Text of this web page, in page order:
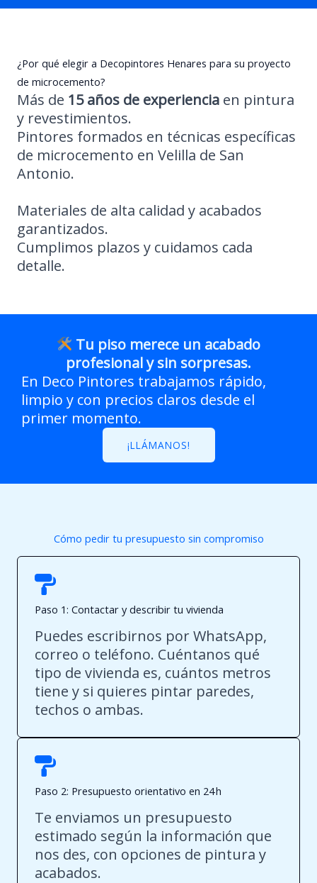
¿Por qué elegir a Decopintores Henares para su proyecto
de microcemento?
Más de 15 años de experiencia en pintura
y revestimientos.
Pintores formados en técnicas específicas
de microcemento en Velilla de San
Antonio.
Materiales de alta calidad y acabados
garantizados.
Cumplimos plazos y cuidamos cada
detalle.
Tu piso merece un acabado
profesional y sin sorpresas.
En Deco Pintores trabajamos rápido,
limpio y con precios claros desde el
primer momento.
¡LLÁMANOS!
Cómo pedir tu presupuesto sin compromiso
Paso 1: Contactar y describir tu vivienda
Puedes escribirnos por WhatsApp,
correo o teléfono. Cuéntanos qué
tipo de vivienda es, cuántos metros
tiene y si quieres pintar paredes,
techos o ambas.
Paso 2: Presupuesto orientativo en 24 h
Te enviamos un presupuesto
estimado según la información que
nos des, con opciones de pintura y
acabados.